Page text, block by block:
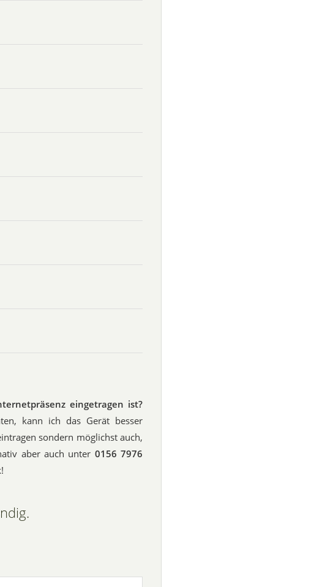
eingetragen ist?
kann ich das Gerät besser
sondern möglichst auch,
aber auch unter 0156 7976